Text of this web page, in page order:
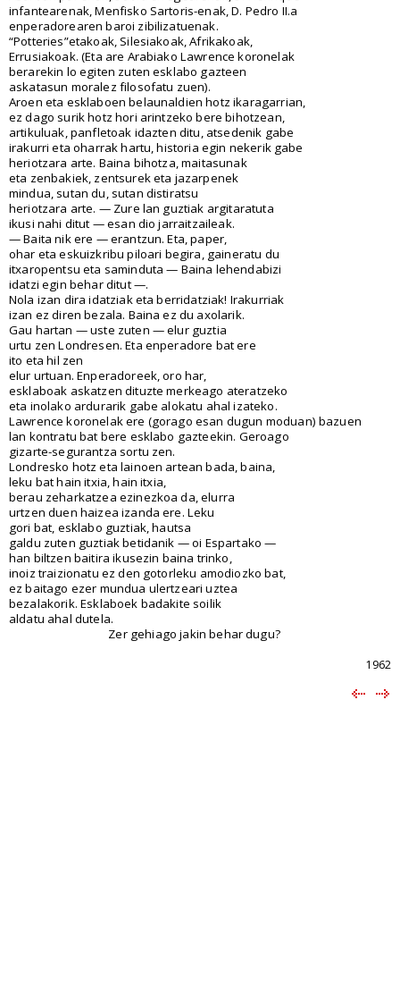
infantearenak, Menfisko Sartoris-enak, D. Pedro II.a
enperadorearen baroi zibilizatuenak.
“Potteries”etakoak, Silesiakoak, Afrikakoak,
Errusiakoak. (Eta are Arabiako Lawrence koronelak
berarekin lo egiten zuten esklabo gazteen
askatasun moralez filosofatu zuen).
Aroen eta esklaboen belaunaldien hotz ikaragarrian,
ez dago surik hotz hori arintzeko bere bihotzean,
artikuluak, panfletoak idazten ditu, atsedenik gabe
irakurri eta oharrak hartu, historia egin nekerik gabe
heriotzara arte. Baina bihotza, maitasunak
eta zenbakiek, zentsurek eta jazarpenek
mindua, sutan du, sutan distiratsu
heriotzara arte. — Zure lan guztiak argitaratuta
ikusi nahi ditut — esan dio jarraitzaileak.
— Baita nik ere — erantzun. Eta, paper,
ohar eta eskuizkribu piloari begira, gaineratu du
itxaropentsu eta saminduta — Baina lehendabizi
idatzi egin behar ditut —.
Nola izan dira idatziak eta berridatziak! Irakurriak
izan ez diren bezala. Baina ez du axolarik.
Gau hartan — uste zuten — elur guztia
urtu zen Londresen. Eta enperadore bat ere
ito eta hil zen
elur urtuan. Enperadoreek, oro har,
esklaboak askatzen dituzte merkeago ateratzeko
eta inolako ardurarik gabe alokatu ahal izateko.
Lawrence koronelak ere (gorago esan dugun moduan) bazuen
lan kontratu bat bere esklabo gazteekin. Geroago
gizarte-segurantza sortu zen.
Londresko hotz eta lainoen artean bada, baina,
leku bat hain itxia, hain itxia,
berau zeharkatzea ezinezkoa da, elurra
urtzen duen haizea izanda ere. Leku
gori bat, esklabo guztiak, hautsa
galdu zuten guztiak betidanik — oi Espartako —
han biltzen baitira ikusezin baina trinko,
inoiz traizionatu ez den gotorleku amodiozko bat,
ez baitago ezer mundua ulertzeari uztea
bezalakorik. Esklaboek badakite soilik
aldatu ahal dutela.
Zer gehiago jakin behar dugu?
1962